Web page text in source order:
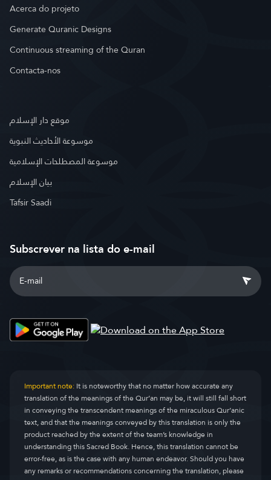
Acerca do projeto
Generate Quranic Designs
Continuous streaming of the Quran
Contacta-nos
موقع دار الإسلام
موسوعة الأحاديث النبوية
موسوعة المصطلحات الإسلامية
بيان الإسلام
Tafsir Saadi
Subscrever na lista do e-mail
Important note:It is noteworthy that no matter how accurate any
translation of the meanings of the Qur’an may be, it will still fall short
in conveying the transcendent meanings of the miraculous Qur’anic
text, and that the meanings conveyed by this translation is only the
product reached by the extent of the team’s knowledge in
understanding this Sacred Book. Hence, this translation cannot be
error-free, as is the case with any human endeavor. Should you have
any remarks or recommendations concerning the translation, please